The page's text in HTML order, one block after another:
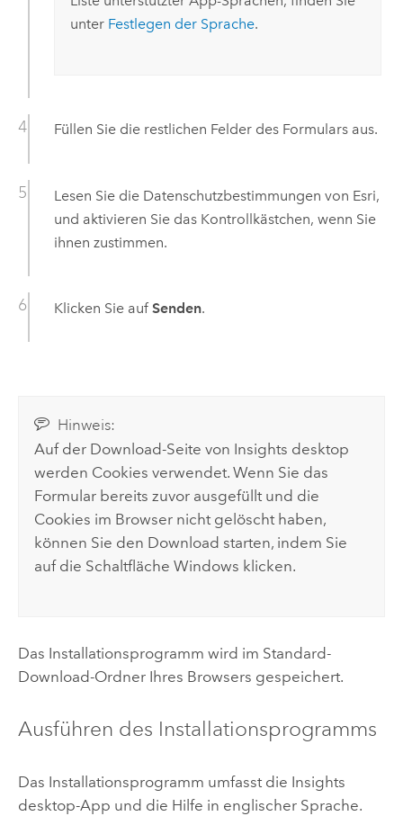
unter Festlegen der Sprache.
Füllen Sie die restlichen Felder des Formulars aus.
Lesen Sie die Datenschutzbestimmungen von Esri,
und aktivieren Sie das Kontrollkästchen, wenn Sie
ihnen zustimmen.
Klicken Sie auf Senden.
Hinweis:
Auf der Download-Seite von Insights desktop
werden Cookies verwendet. Wenn Sie das
Formular bereits zuvor ausgefüllt und die
Cookies im Browser nicht gelöscht haben,
können Sie den Download starten, indem Sie
auf die SchaltflächeWindows klicken.
Das Installationsprogramm wird im Standard-
Download-Ordner Ihres Browsers gespeichert.
Ausführen des Installationsprogramms
Das Installationsprogramm umfasst die Insights
desktop-App und die Hilfe in englischer Sprache.